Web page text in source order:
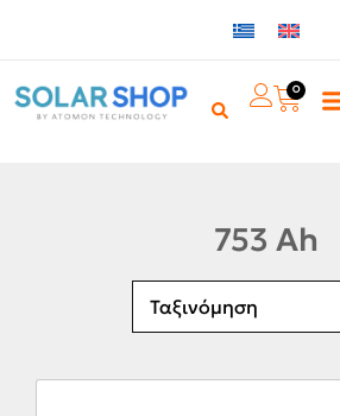
0
753 Ah